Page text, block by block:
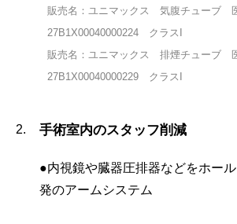
販売名：ユニマックス 気腹チューブ
27B1X00040000224 クラスI
販売名：ユニマックス 排煙チューブ
27B1X00040000229 クラスI
手術室内のスタッフ削減
●内視鏡や臓器圧排器などをホー
発のアームシステム